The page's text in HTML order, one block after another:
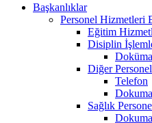
Başkanlıklar
Personel Hizmetleri
Eğitim
Disiplin
Diğer
Telefon
Sağlık